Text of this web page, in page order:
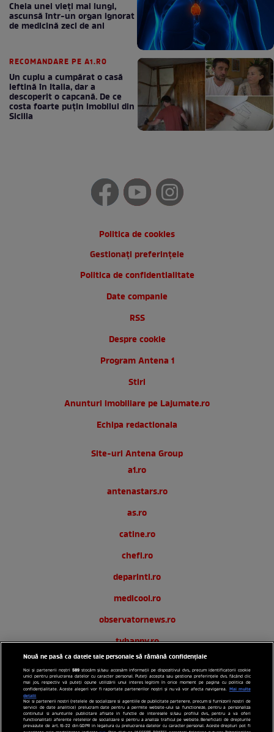
Cheia unei vieți mai lungi,
ascunsă într-un organ ignorat
de medicină zeci de ani
RECOMANDARE PE A1.RO
Un cuplu a cumpărat o casă
ieftină în Italia, dar a
descoperit o capcană. De ce
costa foarte puțin imobilul din
Sicilia
Politica de cookies
Gestionați preferințele
Politica de confidentialitate
Date companie
RSS
Despre cookie
Program Antena 1
Stiri
Anunturi imobiliare pe Lajumate.ro
Echipa redactionala
Site-uri Antena Group
a1.ro
antenastars.ro
as.ro
catine.ro
chefi.ro
deparinti.ro
medicool.ro
observatornews.ro
tvhappy.ro
useit.ro
zutv.ro
Trends AntenaPLAY
AntenaPLAY
Nouă ne pasă ca datele tale personale să rămână confidențiale
Noi și partenerii noștri589 stocăm și/sau accesăm informații pe dispozitivul dvs., precum identificatorii cookie
unici pentru prelucrarea datelor cu caracter personal. Puteți accepta sau gestiona preferințele dvs. făcând clic
mai jos, respectiv vă puteți opune utilizării unui interes legitim în orice moment pe pagina cu politica de
confidențialitate. Aceste alegeri vor fi raportate partenerilor noștri și nu vă vor afecta navigarea. Mai multe
detalii
Noi si partenerii nostri (retelele de socializare si agentiile de publicitate partenere, precum si furnizorii nostri de
servicii de date analitice) prelucram date pentru a permite website-ului sa functioneze, pentru a personaliza
continutul si anunturile publicitare afisate in functie de interesele si/sau profilul dvs., pentru a va oferi
functionalitati aferente retelelor de socializare si pentru a analiza traficul pe website. Beneficiati de drepturile
prevazute de art. 15-22 din GDPR in legatura cu prelucrarea datelor cu caracter personal. Aceste drepturi pot fi